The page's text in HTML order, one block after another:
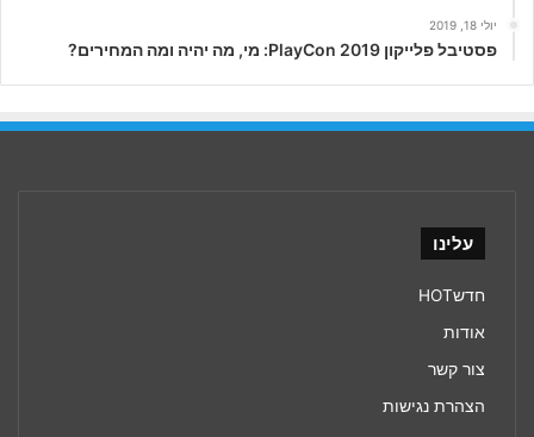
יולי 18, 2019
פסטיבל פלייקון PlayCon 2019: מי, מה יהיה ומה המחירים?
עלינו
חדשHOT
אודות
צור קשר
הצהרת נגישות